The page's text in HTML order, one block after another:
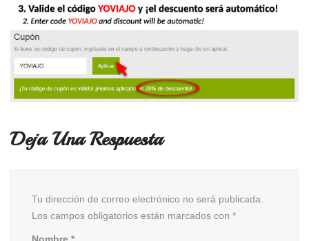
Deja Una Respuesta
Tu dirección de correo electrónico no será publicada.
Los campos obligatorios están marcados con *